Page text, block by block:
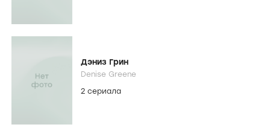
Дэниз Грин
Denise Greene
2 сериала